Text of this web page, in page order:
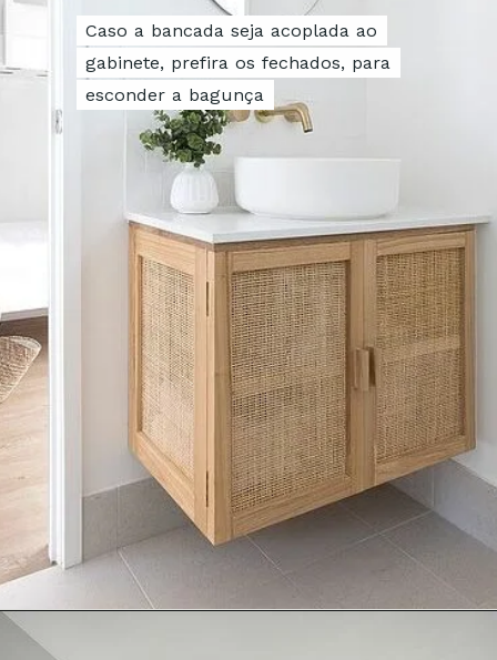
Caso a bancada seja acoplada ao
gabinete, prefira os fechados, para
esconder a bagunça
Caso a bancada seja acoplada ao
gabinete, prefira os fechados, para
esconder a bagunça